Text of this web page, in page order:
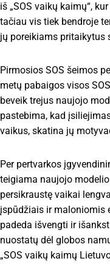
iš „SOS vaikų kaimų“,
tačiau vis tiek bendroje
jų poreikiams pritaikytus
Pirmosios SOS šeimos
metų pabaigos visos
beveik trejus naujojo
pastebima, kad
vaikus, skatina jų
Per pertvarkos
teigiama naujojo
persikraustę vaikai
įspūdžiais ir maloniomis
padeda išvengti ir
nuostatų dėl globos
„SOS vaikų kaimų